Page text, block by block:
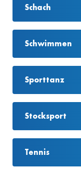
Schach
Schwimmen
Sporttanz
Stocksport
Tennis